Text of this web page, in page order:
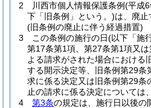
2
川西市個人情報保護条例(平成
下「旧条例」という。)は、廃止
(旧条例の廃止に伴う経過措置)
3
この条例の施行の日(以下「施
第17条第1項、第27条第1項又
よる請求がされた場合における
する開示決定等、旧条例第29条
求に係る決定又は旧条例第29条
止の請求に係る決定については
4
第3条の規定は、施行日以後の